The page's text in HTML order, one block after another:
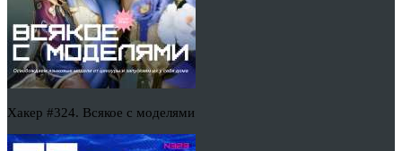
Хакер #324. Всякое с моделями